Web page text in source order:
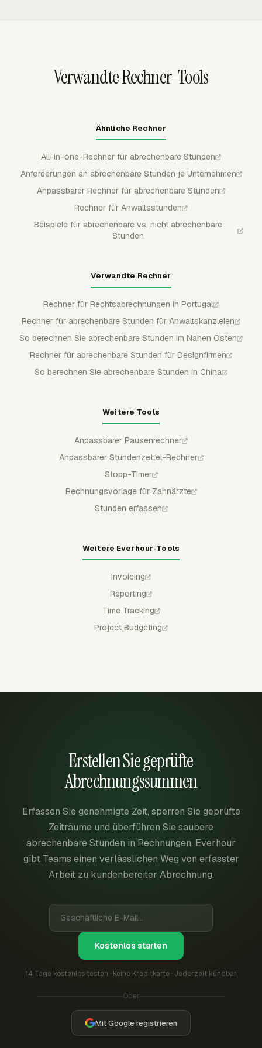
Verwandte Rechner-Tools
Ähnliche Rechner
All-in-one-Rechner für abrechenbare Stunden
Anforderungen an abrechenbare Stunden je Unternehmen
Anpassbarer Rechner für abrechenbare Stunden
Rechner für Anwaltsstunden
Beispiele für abrechenbare vs. nicht abrechenbare
Stunden
Verwandte Rechner
Rechner für Rechtsabrechnungen in Portugal
Rechner für abrechenbare Stunden für Anwaltskanzleien
So berechnen Sie abrechenbare Stunden im Nahen Osten
Rechner für abrechenbare Stunden für Designfirmen
So berechnen Sie abrechenbare Stunden in China
Weitere Tools
Anpassbarer Pausenrechner
Anpassbarer Stundenzettel-Rechner
Stopp-Timer
Rechnungsvorlage für Zahnärzte
Stunden erfassen
Weitere Everhour-Tools
Invoicing
Reporting
Time Tracking
Project Budgeting
Erstellen Sie geprüfte
Abrechnungssummen
Erfassen Sie genehmigte Zeit, sperren Sie geprüfte
Zeiträume und überführen Sie saubere
abrechenbare Stunden in Rechnungen. Everhour
gibt Teams einen verlässlichen Weg von erfasster
Arbeit zu kundenbereiter Abrechnung.
Kostenlos starten
14 Tage kostenlos testen · Keine Kreditkarte · Jederzeit kündbar
Oder
Mit Google registrieren